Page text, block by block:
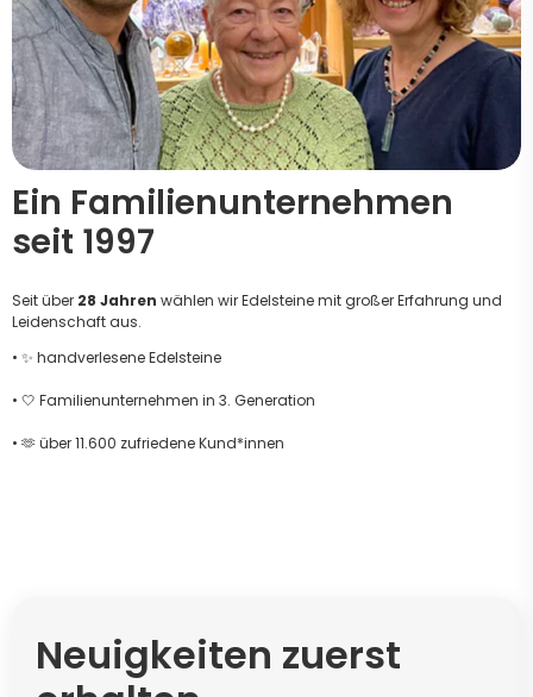
Ein Familienunternehmen
seit 1997
Seit über 28 Jahren wählen wir Edelsteine mit großer Erfahrung und
Leidenschaft aus.
• ✨ handverlesene Edelsteine
• 🤍 Familienunternehmen in 3. Generation
• 🫶 über 11.600 zufriedene Kund*innen
Neuigkeiten zuerst